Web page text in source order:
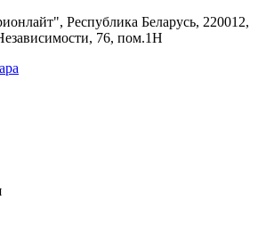
Республика Беларусь, 220012,
76, пом.1Н